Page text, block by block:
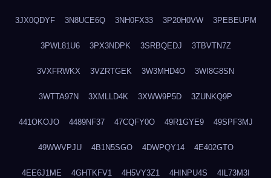
3JX0QDYF 3N8UCE6Q 3NH0FX33 3P20H0VW 3PEBEUPM
3PWL81U6 3PX3NDPK 3SRBQEDJ 3TBVTN7Z
3VXFRWKX 3VZRTGEK 3W3MHD4O 3WI8G8SN
3WTTA97N 3XMLLD4K 3XWW9P5D 3ZUNKQ9P
441OKOJO 4489NF37 47CQFY0O 49R1GYE9 49SPF3MJ
49WWVPJU 4B1N5SGO 4DWPQY14 4E402GTO
4EE6J1ME 4GHTKFV1 4H5VY3Z1 4HINPU4S 4IL73M3I